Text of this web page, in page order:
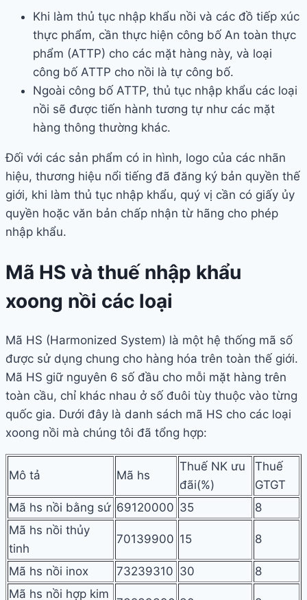
Khi làm thủ tục nhập khẩu nồi và các đồ tiếp xúc
thực phẩm, cần thực hiện công bố An toàn thực
phẩm (ATTP) cho các mặt hàng này, và loại
công bố ATTP cho nồi là tự công bố.
Ngoài công bố ATTP, thủ tục nhập khẩu các loại
nồi sẽ được tiến hành tương tự như các mặt
hàng thông thường khác.
Đối với các sản phẩm có in hình, logo của các nhãn
hiệu, thương hiệu nổi tiếng đã đăng ký bản quyền thế
giới, khi làm thủ tục nhập khẩu, quý vị cần có giấy ủy
quyền hoặc văn bản chấp nhận từ hãng cho phép
nhập khẩu.
Mã HS và thuế nhập khẩu
xoong nồi các loại
Mã HS (Harmonized System) là một hệ thống mã số
được sử dụng chung cho hàng hóa trên toàn thế giới.
Mã HS giữ nguyên 6 số đầu cho mỗi mặt hàng trên
toàn cầu, chỉ khác nhau ở số đuôi tùy thuộc vào từng
quốc gia. Dưới đây là danh sách mã HS cho các loại
xoong nồi mà chúng tôi đã tổng hợp:
Mô tả Mã hs
Thuế NK ưu
đãi(%)
Thuế
GTGT
Mã hs nồi bằng sứ 69120000 35
8
Mã hs nồi thủy
tinh
70139900 15 8
Mã hs nồi inox 73239310 30
8
Mã hs nồi hợp kim